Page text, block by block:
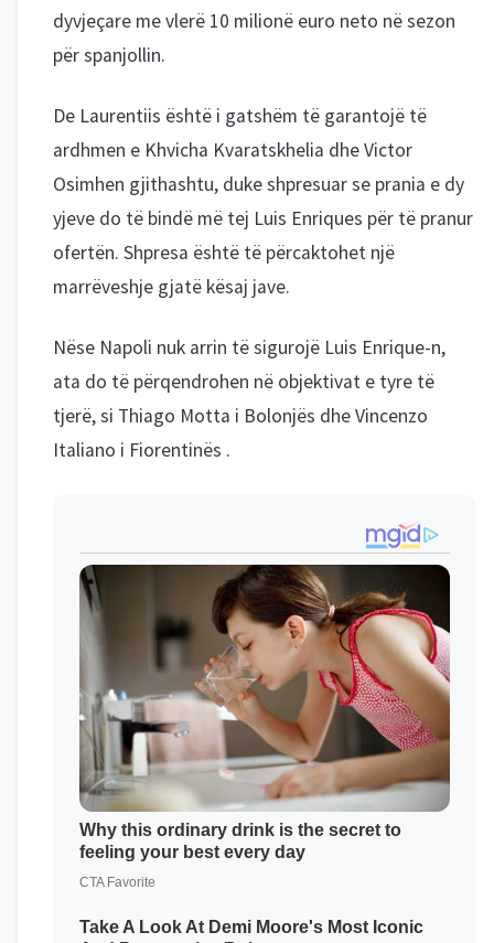
dyvjeçare me vlerë 10 milionë euro neto në sezon
për spanjollin.
De Laurentiis është i gatshëm të garantojë të
ardhmen e Khvicha Kvaratskhelia dhe Victor
Osimhen gjithashtu, duke shpresuar se prania e dy
yjeve do të bindë më tej Luis Enriques për të pranur
ofertën. Shpresa është të përcaktohet një
marrëveshje gjatë kësaj jave.
Nëse Napoli nuk arrin të sigurojë Luis Enrique-n,
ata do të përqendrohen në objektivat e tyre të
tjerë, si Thiago Motta i Bolonjës dhe Vincenzo
Italiano i Fiorentinës .